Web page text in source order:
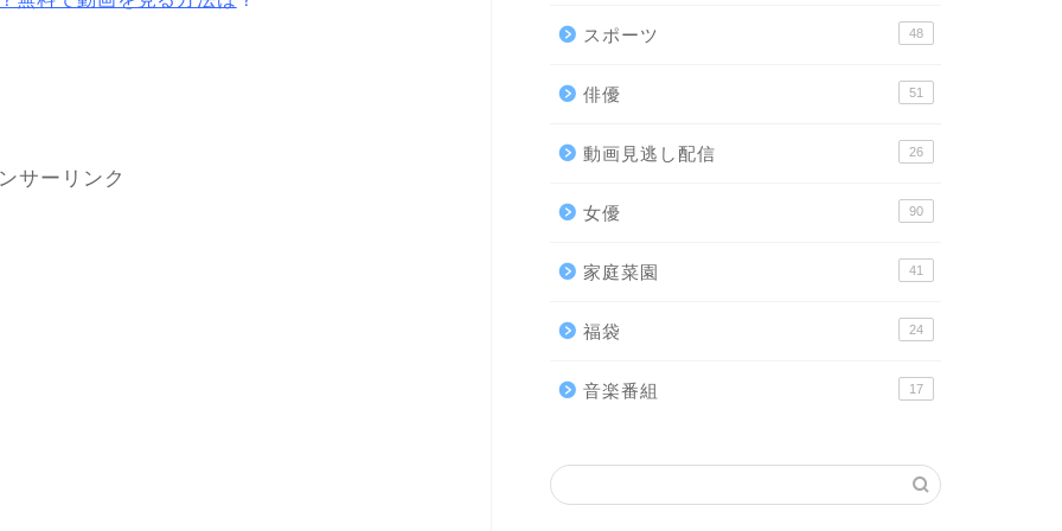
サーリンク
スポーツ 48
俳優 51
動画見逃し配信 26
女優 90
家庭菜園 41
福袋 24
音楽番組 17